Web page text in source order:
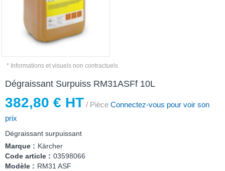
* Informations et visuels non contractuels
Dégraissant Surpuiss RM31ASFf 10L
382,80 € HT / Pièce Connectez-vous pour voir son
prix
Dégraissant surpuissant
Marque : Kärcher
Code article : 03598066
Modèle : RM31 ASF